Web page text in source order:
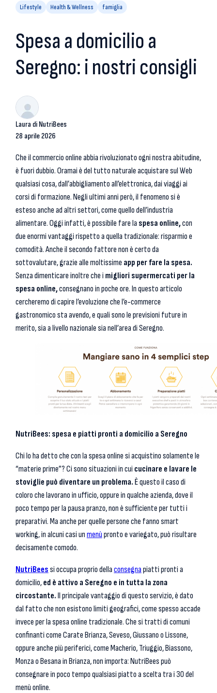
Lifestyle Health & Wellness famiglia
Spesa a domicilio a
Seregno: i nostri consigli
Laura di NutriBees
28 aprile 2026
Che il commercio online abbia rivoluzionato ogni nostra abitudine,
è fuori dubbio. Oramai è del tutto naturale acquistare sul Web
qualsiasi cosa, dall’abbigliamento all’elettronica, dai viaggi ai
corsi di formazione. Negli ultimi anni però, il fenomeno si è
esteso anche ad altri settori, come quello dell’industria
alimentare. Oggi infatti, è possibile fare la spesa online,con
due enormi vantaggi rispetto a quella tradizionale: risparmio e
comodità. Anche il secondo fattore non è certo da
sottovalutare, grazie alle moltissime app per fare la spesa.
Senza dimenticare inoltre che i migliori supermercati per la
spesa online,consegnano in poche ore. In questo articolo
cercheremo di capire l’evoluzione che l’e-commerce
gastronomico sta avendo, e quali sono le previsioni future in
merito, sia a livello nazionale sia nell’area di Seregno.
NutriBees: spesa e piatti pronti a domicilio a Seregno
Chi lo ha detto che con la spesa online si acquistino solamente le
“materie prime”? Ci sono situazioni in cui cucinare e lavare le
stoviglie può diventare un problema.È questo il caso di
coloro che lavorano in ufficio, oppure in qualche azienda, dove il
poco tempo per la pausa pranzo, non è sufficiente per tutti i
preparativi. Ma anche per quelle persone che fanno smart
working, in alcuni casi unmenùpronto e variegato, può risultare
decisamente comodo.
NutriBeessi occupa proprio dellaconsegnapiatti pronti a
domicilio,ed è attivo a Seregno e in tutta la zona
circostante.Il principale vantaggio di questo servizio, è dato
dal fatto che non esistono limiti geografici, come spesso accade
invece per la spesa online tradizionale. Che si tratti di comuni
confinanti come Carate Brianza, Seveso, Giussano o Lissone,
oppure anche più periferici, come Macherio, Triuggio, Biassono,
Monza o Besana in Brianza, non importa: NutriBees può
consegnare in poco tempo qualsiasi piatto a scelta tra i 30 del
menù online.